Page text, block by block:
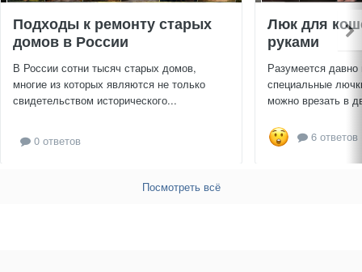
Подходы к ремонту старых
домов в России
В России сотни тысяч старых домов,
многие из которых являются не только
свидетельством исторического...
0 ответов
Люк для
руками
Разумеется
специальные
можно врезать в
6 ответов
Посмотреть всё